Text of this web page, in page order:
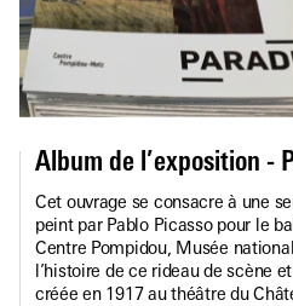
Album de l’exposition -
Cet ouvrage se consacre à une
peint par Pablo Picasso pour le
Centre Pompidou, Musée
l’histoire de ce rideau de scène
créée en 1917 au théâtre du